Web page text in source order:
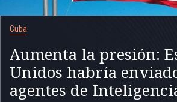
Cuba
Aumenta la presión:
Unidos habría
agentes de